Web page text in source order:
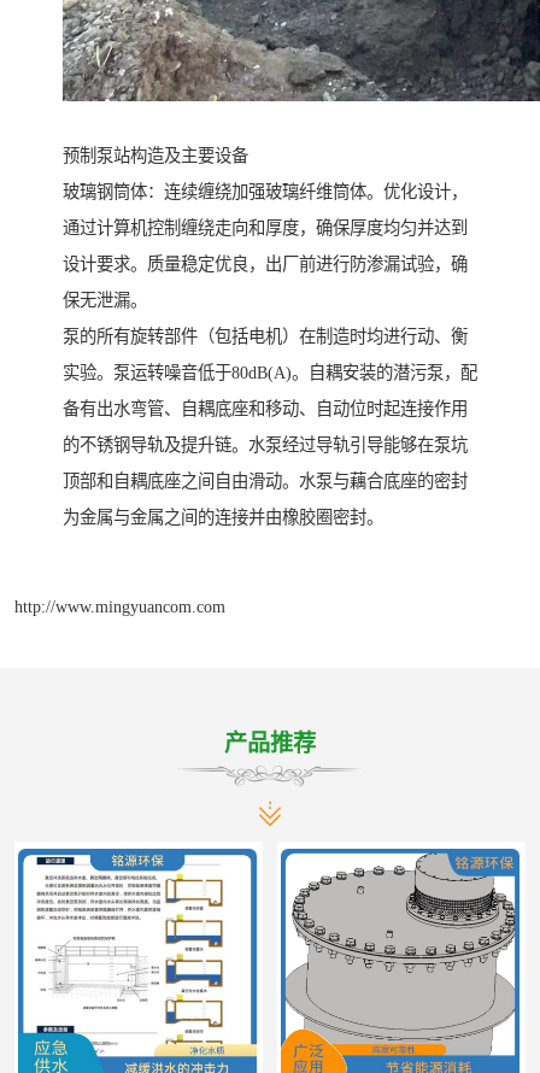
预制泵站构造及主要设备
玻璃钢筒体：连续缠绕加强玻璃纤维筒体。优化设计，
通过计算机控制缠绕走向和厚度，确保厚度均匀并达到
设计要求。质量稳定优良，出厂前进行防渗漏试验，确
保无泄漏。
泵的所有旋转部件（包括电机）在制造时均进行动、衡
实验。泵运转噪音低于80dB(A)。自耦安装的潜污泵，配
备有出水弯管、自耦底座和移动、自动位时起连接作用
的不锈钢导轨及提升链。水泵经过导轨引导能够在泵坑
顶部和自耦底座之间自由滑动。水泵与藕合底座的密封
为金属与金属之间的连接并由橡胶圈密封。
http://www.mingyuancom.com
产品推荐